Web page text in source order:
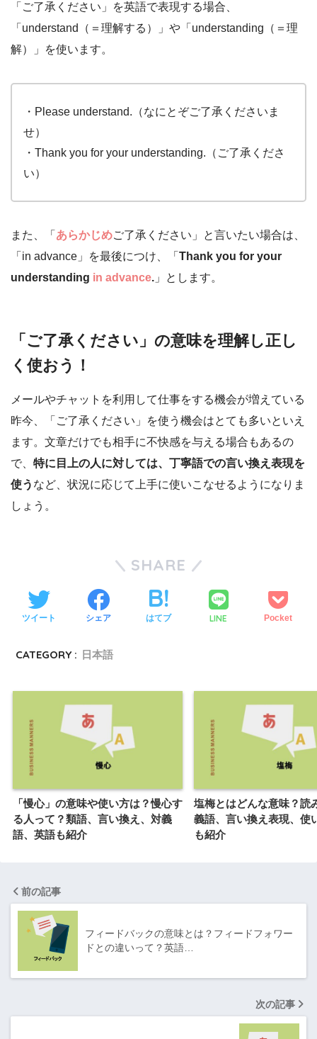
「ご了承ください」を英語で表現する場合、
「understand（＝理解する）」や「understanding（＝理
解）」を使います。
・Please understand.（なにとぞご了承くださいま
せ）
・Thank you for your understanding.（ご了承くださ
い）
また、「 あらかじめご了承ください」と言いたい場合は、
「in advance」を最後につけ、「 Thank you for your
understanding in advance. 」とします。
「ご了承ください」の意味を理解し正し
く使おう！
メールやチャットを利用して仕事をする機会が増えている
昨今、「ご了承ください」を使う機会はとても多いといえ
ます。文章だけでも相手に不快感を与える場合もあるの
で、 特に目上の人に対しては、丁寧語での言い換え表現を
使う など、状況に応じて上手に使いこなせるようになりま
しょう。
SHARE
ツイート シェア はてブ LINE Pocket
CATEGORY : 日本語
「慢心」の意味や使い方は？慢心す
る人って？類語、言い換え、対義
語、英語も紹介
塩梅とはどんな意味？読
義語、言い換え表現、使
も紹介
前の記事
フィードバックの意味とは？フィードフォワー
ドとの違いって？英語…
次の記事